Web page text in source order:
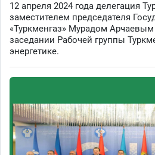
12 апреля 2024 года делегация
заместителем председателя
«Туркменгаз» Мурадом Арчаевым
заседании Рабочей группы
энергетике.